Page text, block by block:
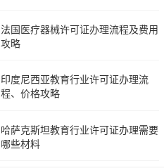
法国医疗器械许可证办理流程及费用
攻略
印度尼西亚教育行业许可证办理流
程、价格攻略
哈萨克斯坦教育行业许可证办理需要
哪些材料